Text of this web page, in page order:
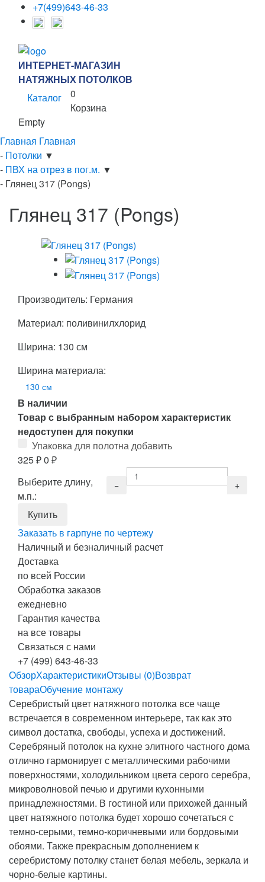
+7(499)643-46-33
ИНТЕРНЕТ-МАГАЗИН
НАТЯЖНЫХ ПОТОЛКОВ
Каталог
0
Корзина
Empty
Главная Главная
- Потолки ▼
- ПВХ на отрез в пог.м. ▼
- Глянец 317 (Pongs)
Глянец 317 (Pongs)
Производитель: Германия
Материал: поливинилхлорид
Ширина: 130 см
Ширина материала:
130 см
В наличии
Товар с выбранным набором характеристик
недоступен для покупки
Упаковка для полотна добавить
325₽0 ₽
Выберите длину,
м.п.:
Заказать в гарпуне по чертежу
Наличный и безналичный расчет
Доставка
по всей России
Обработка заказов
ежедневно
Гарантия качества
на все товары
Связаться с нами
+7 (499) 643-46-33
ОбзорХарактеристикиОтзывы (0)Возврат
товараОбучение монтажу
Серебристый цвет натяжного потолка все чаще
встречается в современном интерьере, так как это
символ достатка, свободы, успеха и достижений.
Серебряный потолок на кухне элитного частного дома
отлично гармонирует с металлическими рабочими
поверхностями, холодильником цвета серого серебра,
микроволновой печью и другими кухонными
принадлежностями. В гостиной или прихожей данный
цвет натяжного потолка будет хорошо сочетаться с
темно-серыми, темно-коричневыми или бордовыми
обоями. Также прекрасным дополнением к
серебристому потолку станет белая мебель, зеркала и
чорно-белые картины.